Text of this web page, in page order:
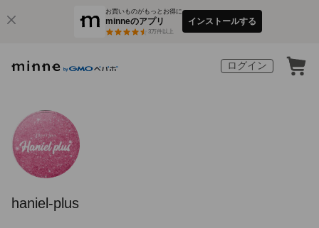
お買いものがもっとお得に
minneのアプリ
3万件以上
インストールする
ログイン
haniel-plus